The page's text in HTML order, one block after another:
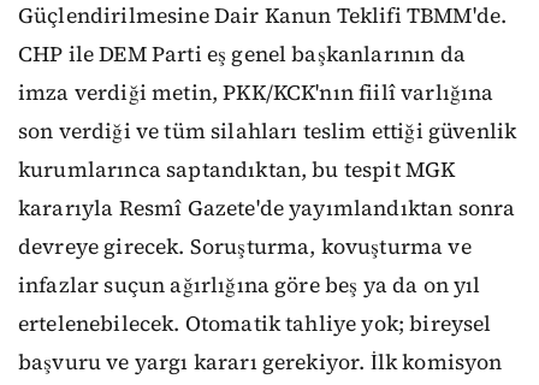
Güçlendirilmesine Dair Kanun Teklifi TBMM'de.
CHP ile DEM Parti eş genel başkanlarının da
imza verdiği metin, PKK/KCK'nın fiilî varlığına
son verdiği ve tüm silahları teslim ettiği güvenlik
kurumlarınca saptandıktan, bu tespit MGK
kararıyla Resmî Gazete'de yayımlandıktan sonra
devreye girecek. Soruşturma, kovuşturma ve
infazlar suçun ağırlığına göre beş ya da on yıl
ertelenebilecek. Otomatik tahliye yok; bireysel
başvuru ve yargı kararı gerekiyor. İlk komisyon